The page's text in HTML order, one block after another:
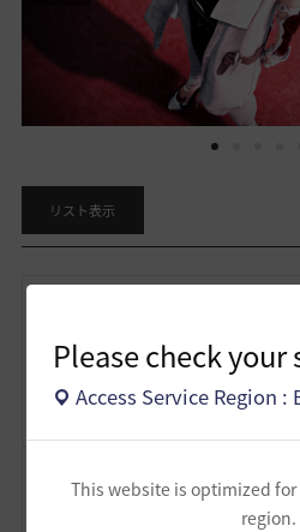
Please check
Access Service Region :
This website is optimized
region.
リスト表示
アリですか(*´ω｀*)
アリがとうございますｗｗ
2026.07.09 22:42
低予算戦隊ものの悪役幹部・・・とい